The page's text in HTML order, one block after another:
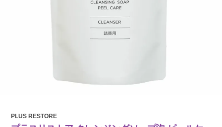
PLUS RESTORE